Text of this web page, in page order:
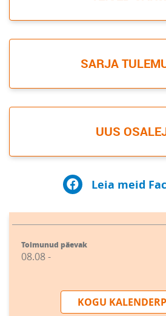
SARJA
UUS
Leia meid
Toimunud päevak
08.08 -
KOGU